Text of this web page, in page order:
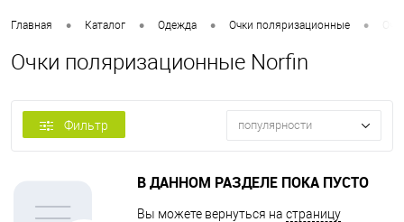
Главная • Каталог • Одежда • Очки поляризационные •
Очки поляризационные Norfin
Фильтр популярности
В ДАННОМ РАЗДЕЛЕ ПОКА ПУСТО
Вы можете вернуться на страницу